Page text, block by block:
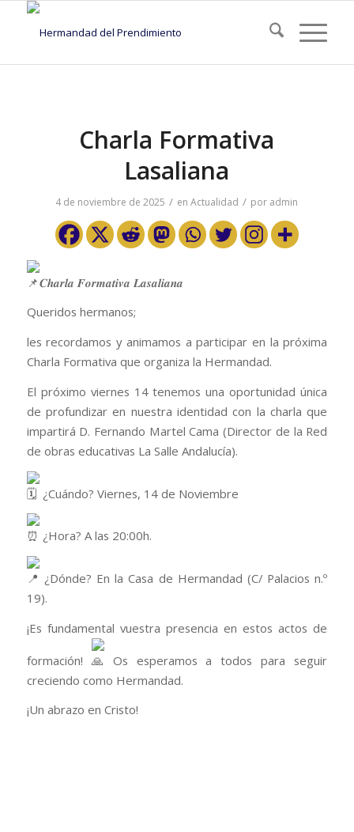
Charla Formativa
Lasaliana
4 de noviembre de 2025 / enActualidad / por admin
𝑪𝒉𝒂𝒓𝒍𝒂 𝑭𝒐𝒓𝒎𝒂𝒕𝒊𝒗𝒂 𝑳𝒂𝒔𝒂𝒍𝒊𝒂𝒏𝒂
Queridos hermanos;
​lesrecordamos y animamos a participar en la próxima
Charla Formativa que organiza la Hermandad.
​El próximo viernes 14 tenemos una oportunidad única
de profundizar en nuestra identidad con la charla que
impartirá D. Fernando Martel Cama (Director de la Red
de obras educativas La Salle Andalucía).
¿Cuándo? Viernes, 14 de Noviembre
¿Hora? A las 20:00h.
¿Dónde? En la Casa de Hermandad (C/ Palacios n.º
19).
​¡Es fundamental vuestra presencia en estos actos de
formación!
Os esperamos a todos para seguir
creciendo como Hermandad.
​¡Un abrazo en Cristo!